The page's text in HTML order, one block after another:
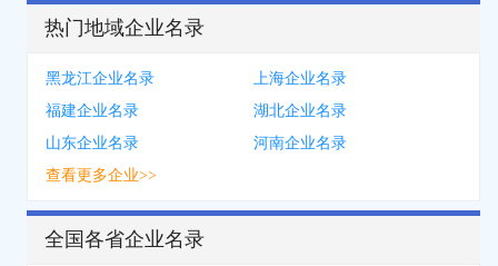
热门地域企业名录
黑龙江企业名录
上海企业名录
福建企业名录
湖北企业名录
山东企业名录
河南企业名录
查看更多企业>>
全国各省企业名录